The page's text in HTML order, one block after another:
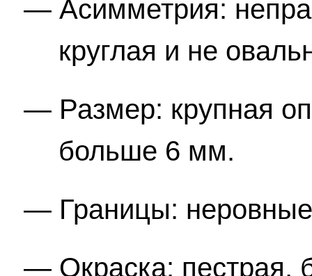
Асимметрия:
круглая и не
Размер: крупная
больше 6 мм.
Границы:
Окраска: пестрая,